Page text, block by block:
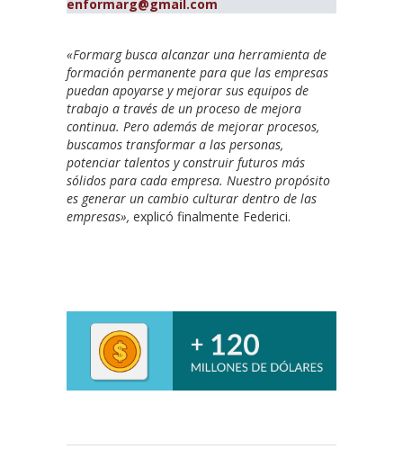
enformarg@gmail.com
«Formarg busca alcanzar una herramienta de
formación permanente para que las empresas
puedan apoyarse y mejorar sus equipos de
trabajo a través de un proceso de mejora
continua. Pero además de mejorar procesos,
buscamos transformar a las personas,
potenciar talentos y construir futuros más
sólidos para cada empresa. Nuestro propósito
es generar un cambio culturar dentro de las
empresas», explicó finalmente Federici.